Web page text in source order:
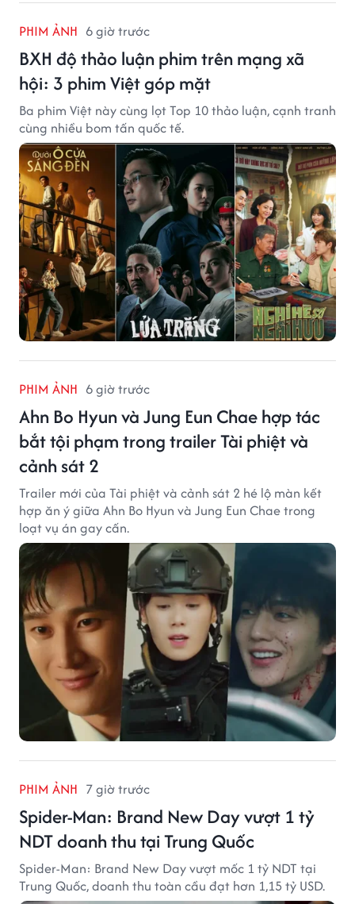
PHIM ẢNH 6 giờ trước
BXH độ thảo luận phim trên mạng xã
hội: 3 phim Việt góp mặt
Ba phim Việt này cùng lọt Top 10 thảo luận, cạnh tranh
cùng nhiều bom tấn quốc tế.
PHIM ẢNH 6 giờ trước
Ahn Bo Hyun và Jung Eun Chae hợp tác
bắt tội phạm trong trailer Tài phiệt và
cảnh sát 2
Trailer mới của Tài phiệt và cảnh sát 2 hé lộ màn kết
hợp ăn ý giữa Ahn Bo Hyun và Jung Eun Chae trong
loạt vụ án gay cấn.
PHIM ẢNH 7 giờ trước
Spider-Man: Brand New Day vượt 1 tỷ
NDT doanh thu tại Trung Quốc
Spider-Man: Brand New Day vượt mốc 1 tỷ NDT tại
Trung Quốc, doanh thu toàn cầu đạt hơn 1,15 tỷ USD.